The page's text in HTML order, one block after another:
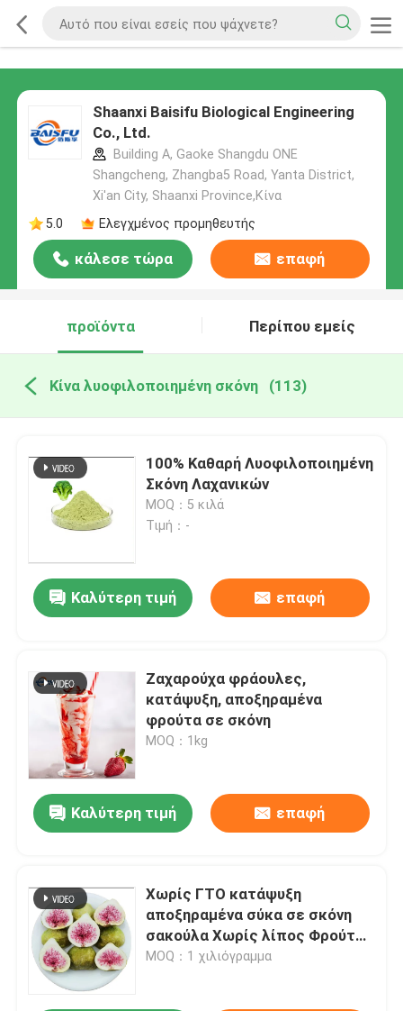
Shaanxi Baisifu Biological Engineering
Co., Ltd.
Building A, Gaoke Shangdu ONE
Shangcheng, Zhangba5 Road, Yanta District,
Xi'an City, Shaanxi Province,Κίνα
5.0
Ελεγχμένος προμηθευτής
κάλεσε τώρα επαφή
προϊόντα Περίπου εμείς
Κίνα λυοφιλοποιημένη σκόνη (113)
100% Καθαρή Λυοφιλοποιημένη
Σκόνη Λαχανικών
MOQ：5 κιλά
Τιμή：-
Καλύτερη τιμή επαφή
Ζαχαρούχα φράουλες,
κατάψυξη, αποξηραμένα
φρούτα σε σκόνη
MOQ：1kg
Καλύτερη τιμή επαφή
Χωρίς ΓΤΟ κατάψυξη
αποξηραμένα σύκα σε σκόνη
σακούλα Χωρίς λίπος Φρούτα
σε μορφή σκόνης Αποθήκευση
MOQ：1 χιλιόγραμμα